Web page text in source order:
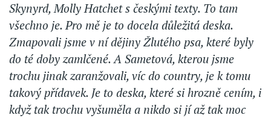
Skynyrd, Molly Hatchet s českými texty. To tam
všechno je. Pro mě je to docela důležitá deska.
Zmapovali jsme v ní dějiny Žlutého psa, které byly
do té doby zamlčené. A Sametová, kterou jsme
trochu jinak zaranžovali, víc do country, je k tomu
takový přídavek. Je to deska, které si hrozně cením, i
když tak trochu vyšuměla a nikdo si jí až tak moc